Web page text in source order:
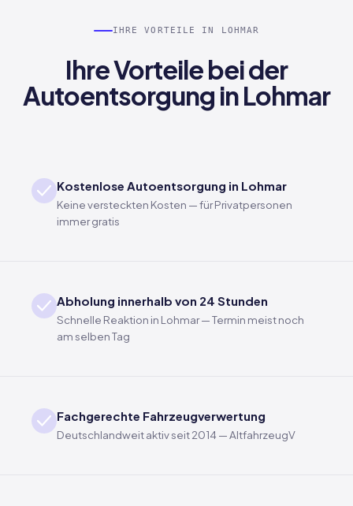
IHRE VORTEILE IN LOHMAR
Ihre Vorteile bei der
Autoentsorgung in Lohmar
Kostenlose Autoentsorgung in Lohmar
Keine versteckten Kosten — für Privatpersonen
immer gratis
Abholung innerhalb von 24 Stunden
Schnelle Reaktion in Lohmar — Termin meist noch
am selben Tag
Fachgerechte Fahrzeugverwertung
Deutschlandweit aktiv seit 2014 — AltfahrzeugV